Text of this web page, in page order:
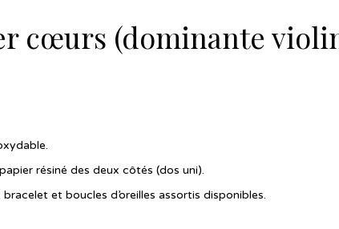
cœurs (dominante
résiné des deux côtés (dos uni).
et boucles d’oreilles assortis disponibles.